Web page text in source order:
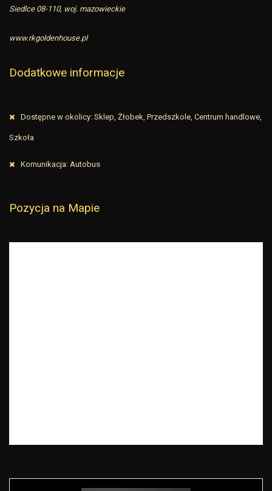
Siedlce 08-110, woj. mazowieckie
www.rkgoldenhouse.pl
Dodatkowe informacje
Dostępne w okolicy: Sklep, Żłobek, Przedszkole, Centrum handlowe,
Szkoła
Komunikacja: Autobus
Pozycja na Mapie